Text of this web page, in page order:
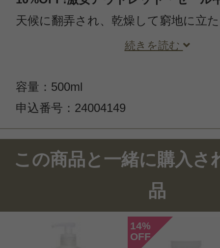
天候に翻弄され、乾燥して窮地に立
続きを読む
容量：500ml
申込番号：24004149
この商品と一緒に購入さ
品
14%
OFF